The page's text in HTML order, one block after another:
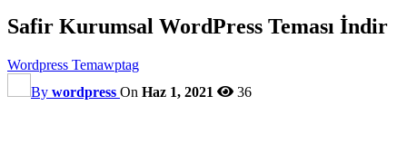
Safir Kurumsal WordPress Teması İndir
Wordpress Temawptag
By wordpress On Haz 1, 2021 36